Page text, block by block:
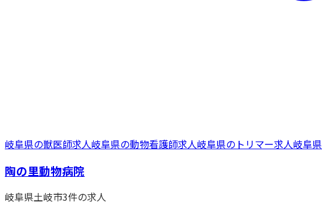
岐阜県の獣医師求人岐阜県の動物看護師求人岐阜県の トリマー求人岐阜県
陶の里動物病院
岐阜県土岐市3件の求人